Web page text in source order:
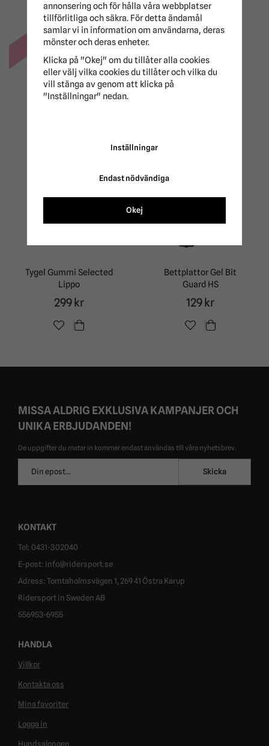
-50%
Tygel Gummi Selected
Lippo
299 kr
Bettplattor Gel Bit
Guard HS
129 kr
MISSA ALDRIG EXKLUSIVA KAMPANJER OCH
UNIKA ERBJUDANDEN!
De uppgifter du matar in kommer endast användas till våra nyhetsbrev.
postadress
Skicka
KONTAKT
Tel: 0431-302040
E-post: info@ridersport.se
Adress: Tomtaholmsvägen 1, 269 41 Östra Karup
Ridersport in Sweden AB
556953-6955
HANDLA
Villkor
Kontakta oss
Mina favoriter
Logga in
Hundsalongen
annonsering och för hålla våra webbplatser
tillförlitliga och säkra. För detta ändamål
samlar vi in information om användarna, deras
mönster och deras enheter.
Klicka på "Okej" om du tillåter alla cookies
eller välj vilka cookies du tillåter och vilka du
vill stänga av genom att klicka på
"Inställningar" nedan.
Inställningar
Endast nödvändiga
Okej